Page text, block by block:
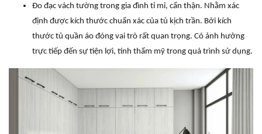
Đo đạc vách tường trong gia đình tỉ mỉ, cẩn thận. Nhằm xác
định được kích thước chuẩn xác của tủ kịch trần. Bởi kích
thước tủ quần áo đóng vai trò rất quan trọng. Có ảnh hưởng
trực tiếp đến sự tiện lợi, tính thẩm mỹ trong quá trình sử dụng.